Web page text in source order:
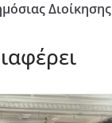
Διοίκησης